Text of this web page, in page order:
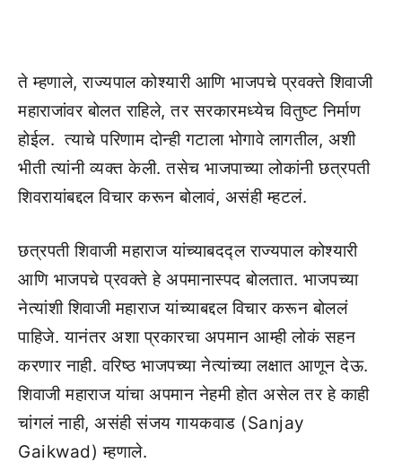
ते म्हणाले, राज्यपाल कोश्यारी आणि भाजपचे प्रवक्ते शिवाजी
महाराजांवर बोलत राहिले, तर सरकारमध्येच वितुष्ट निर्माण
होईल. त्याचे परिणाम दोन्ही गटाला भोगावे लागतील, अशी
भीती त्यांनी व्यक्त केली. तसेच भाजपाच्या लोकांनी छत्रपती
शिवरायांबद्दल विचार करून बोलावं, असंही म्हटलं.
छत्रपती शिवाजी महाराज यांच्याबदद्ल राज्यपाल कोश्यारी
आणि भाजपचे प्रवक्ते हे अपमानास्पद बोलतात. भाजपच्या
नेत्यांशी शिवाजी महाराज यांच्याबद्दल विचार करून बोललं
पाहिजे. यानंतर अशा प्रकारचा अपमान आम्ही लोकं सहन
करणार नाही. वरिष्ठ भाजपच्या नेत्यांच्या लक्षात आणून देऊ.
शिवाजी महाराज यांचा अपमान नेहमी होत असेल तर हे काही
चांगलं नाही, असंही संजय गायकवाड (Sanjay
Gaikwad) म्हणाले.